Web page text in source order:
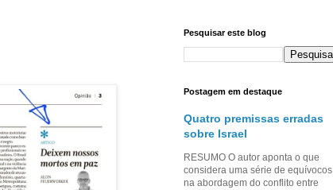
Pesquisar este blog
Postagem em destaque
Quatro premissas erradas
sobre Israel
RESUMO O autor aponta o que
considera uma série de equívocos
na abordagem do conflito entre